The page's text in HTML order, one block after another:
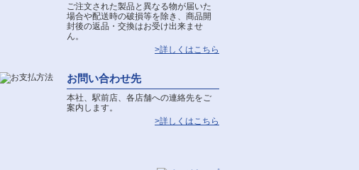
ご注文された製品と異なる物が届いた
場合や配送時の破損等を除き、商品開
封後の返品・交換はお受け出来ませ
ん。
>詳しくはこちら
お問い合わせ先
本社、駅前店、各店舗への連絡先をご
案内します。
>詳しくはこちら